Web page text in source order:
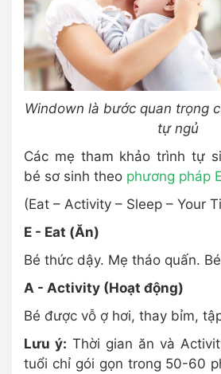
Windown là bước quan trọng
tự ngủ
Các mẹ tham khảo trình tự
bé sơ sinh theo phương pháp
(Eat – Activity – Sleep – Your
E - Eat (Ăn)
Bé thức dậy. Mẹ tháo quấn.
A - Activity (Hoạt động)
Bé được vỗ ợ hơi, thay bỉm,
Lưu ý: Thời gian ăn và
tuổi chỉ gói gọn trong 50-60